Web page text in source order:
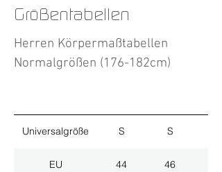
Größentabellen
Herren Körpermaßtabellen
Normalgrößen (176-182cm)
Universalgröße S S
EU 44 46